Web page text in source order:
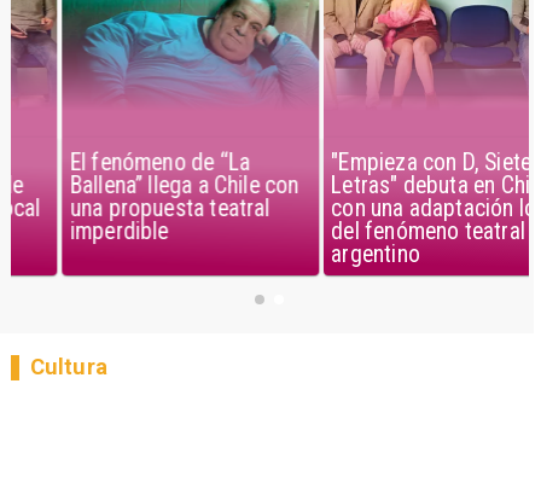
El fenómeno de “La
Ballena” llega a Chile con
una propuesta teatral
imperdible
"Empieza con D, Siete
Letras" debuta en Chile
con una adaptación local
del fenómeno teatral
argentino
Cultura